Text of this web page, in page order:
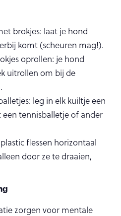
brokjes: laat je hond
komt (scheuren mag!).
oprollen: je hond
uitrollen om bij de
leg in elk kuiltje een
tennisballetje of ander
flessen horizontaal
door ze te draaien,
zorgen voor mentale